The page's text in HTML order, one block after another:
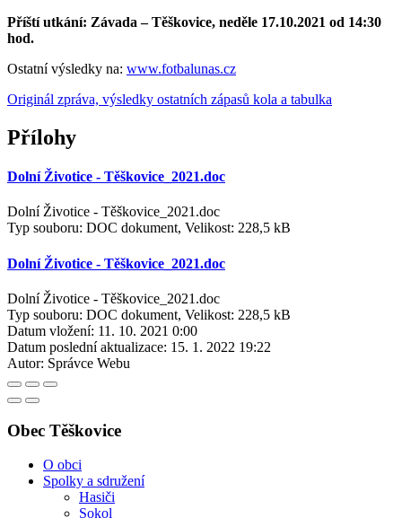
Příští utkání: Závada – Těškovice, neděle 17.10.2021 od 14:30
hod.
Ostatní výsledky na: www.fotbalunas.cz
Originál zpráva, výsledky ostatních zápasů kola a tabulka
Přílohy
Dolní Životice - Těškovice_2021.doc
Dolní Životice - Těškovice_2021.doc
Typ souboru: DOC dokument, Velikost: 228,5 kB
Dolní Životice - Těškovice_2021.doc
Dolní Životice - Těškovice_2021.doc
Typ souboru: DOC dokument, Velikost: 228,5 kB
Datum vložení: 11. 10. 2021 0:00
Datum poslední aktualizace: 15. 1. 2022 19:22
Autor: Správce Webu
Obec Těškovice
O obci
Spolky a sdružení
Hasiči
Sokol